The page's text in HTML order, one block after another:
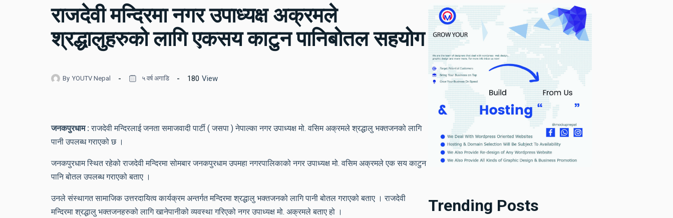
राजदेवी मन्दिरमा नगर उपाध्यक्ष अक्रमले
श्रद्धालुहरुको लागि एकसय काटुन पानिबोतल सहयोग
By YOUTV Nepal ५ वर्ष अगाडि 180 View
जनकपुरधाम :राजदेवी मन्दिरलाई जनता समाजवादी पार्टी ( जसपा ) नेपाल्का नगर उपाध्यक्ष मो. वसिम अक्रमले श्रद्धालु भक्तजनको लागि
पानी उपलब्ध गराएको छ ।
जनकपुरधाम स्थित रहेको राजदेवी मन्दिरमा सोमबार जनकपुरधाम उपमहा नगरपालिकाको नगर उपाध्यक्ष मो. वसिम अक्रमले एक सय काटुन
पानि बोतल उपलब्ध गराएको बताए ।
उनले संस्थागत सामाजिक उत्तरदायित्व कार्यक्रम अन्तर्गत मन्दिरमा श्रद्धालु भक्तजनको लागि पानी बोतल गराएको बताए । राजदेवी
मन्दिरमा श्रद्धालु भक्तजनहरुको लागि खानेपानीको व्यवस्था गरिएको नगर उपाध्यक्ष मो. अक्रमले बताए हो ।
Trending Posts